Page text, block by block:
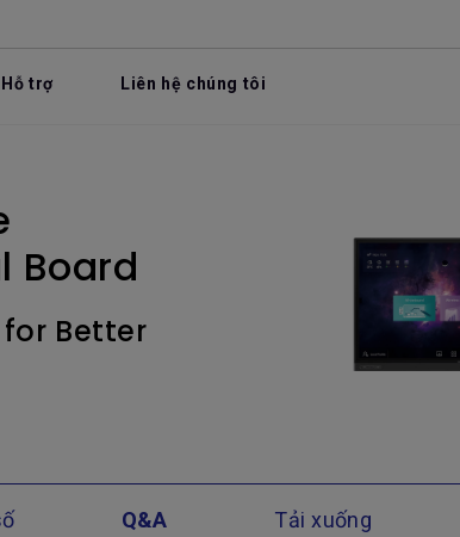
Hỗ trợ Liên hệ chúng tôi
Board
Better
Q&A Tải xuống